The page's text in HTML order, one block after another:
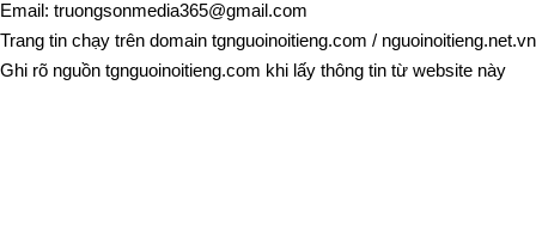
Email: truongsonmedia365@gmail.com
Trang tin chạy trên domain tgnguoinoitieng.com / nguoinoitieng.net.vn
Ghi rõ nguồn tgnguoinoitieng.com khi lấy thông tin từ website này